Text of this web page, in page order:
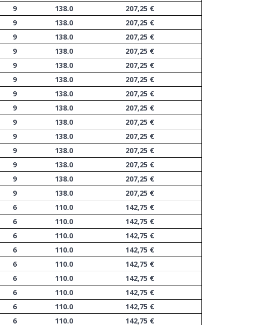
9 138.0
207,25 €
9 138.0
207,25 €
9 138.0
207,25 €
9 138.0
207,25 €
9 138.0
207,25 €
9 138.0
207,25 €
9 138.0
207,25 €
9 138.0
207,25 €
9 138.0
207,25 €
9 138.0
207,25 €
9 138.0
207,25 €
9 138.0
207,25 €
9 138.0
207,25 €
9 138.0
207,25 €
6 110.0
142,75 €
6 110.0
142,75 €
6 110.0
142,75 €
6 110.0
142,75 €
6 110.0
142,75 €
6 110.0
142,75 €
6 110.0
142,75 €
6 110.0
142,75 €
6 110.0 142,75 €